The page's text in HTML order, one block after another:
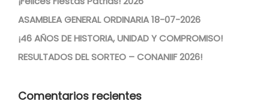
ASAMBLEA GENERAL ORDINARIA 18-07-2026
¡46 AÑOS DE HISTORIA, UNIDAD Y COMPROMISO!
RESULTADOS DEL SORTEO – CONANIIF 2026!
Comentarios recientes